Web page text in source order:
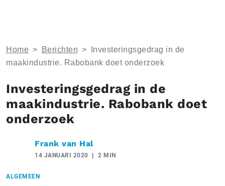
Home > Berichten >
Investeringsgedrag in de
maakindustrie. Rabobank doet onderzoek
Investeringsgedrag in de
maakindustrie. Rabobank doet
onderzoek
Frank van Hal
14 JANUARI 2020 2 MIN
ALGEMEEN